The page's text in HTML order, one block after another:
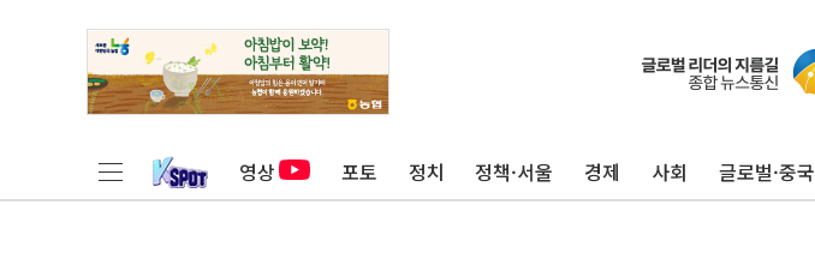
영상 포토 정치 정책·서울 경제 사회 글로벌·중국